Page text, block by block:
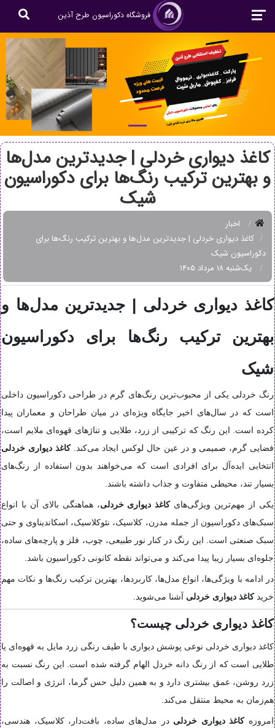
فروشگاه دکوراسیون طرح آذین
کاغذ دیواری خردلی | جدیدترین مدل‌ها
و بهترین ترکیب رنگ‌ها برای دکوراسیون
شیک
اخبار
کاغذ دیواری خردلی | جدیدترین مدل‌ها و بهترین ترکیب رنگ‌ها برای
دکوراسیون شیک
یک‌شنبه ۱۸ مرداد ۱۴۰۵
کاغذ دیواری خردلی | جدیدترین مدل‌ها و
بهترین ترکیب رنگ‌ها برای دکوراسیون
شیک
رنگ خردلی یکی از محبوب‌ترین رنگ‌های گرم در طراحی دکوراسیون داخلی
است که در سال‌های اخیر جایگاه ویژه‌ای در میان طراحان و معماران پیدا
کرده است. این رنگ که ترکیبی از زرد، طلایی و تناژهای قهوه‌ای ملایم است،
فضایی گرم، صمیمی و در عین حال لوکس ایجاد می‌کند.کاغذ دیواری خردلی
انتخابی ایده‌آل برای افرادی است که می‌خواهند بدون استفاده از رنگ‌های
بسیار تند، محیطی متفاوت و جذاب داشته باشند.
یکی از مهم‌ترین ویژگی‌هایکاغذ دیواری خردلی، هماهنگی بالای آن با انواع
سبک‌های دکوراسیون از جمله مدرن، کلاسیک، نئوکلاسیک، اسکاندیناوی و حتی
سبک صنعتی است. این رنگ در کنار نور طبیعی، چوب، فلز و پارچه‌های ساده،
جلوه‌ای بسیار زیبا پیدا می‌کند و می‌تواند نقطه کانونی دکوراسیون باشد.
در ادامه با ویژگی‌ها، انواع مدل‌ها، کاربردها، بهترین ترکیب رنگ‌ها و نکات مهم
خریدکاغذ دیواری خردلی آشنا می‌شوید.
کاغذ دیواری خردلی چیست؟
کاغذ دیواری خردلی نوعی پوشش دیواری با طیف رنگی زرد مایل به قهوه‌ای یا
طلایی است که از رنگ دانه خردل الهام گرفته شده است. این رنگ نسبت به
زرد روشن، عمق بیشتری دارد و به همین دلیل حس گرما، انرژی و اصالت را
هم‌زمان به محیط منتقل می‌کند.
امروزهکاغذ دیواری خردلی در مدل‌های ساده، بافت‌دار، کلاسیک، هندسی،